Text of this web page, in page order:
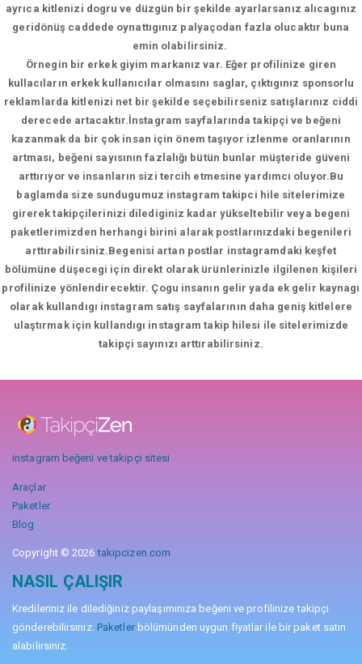
ayrıca kitlenizi dogru ve düzgün bir şekilde ayarlarsanız alıcagınız
geridönüş caddede oynattıgınız palyaçodan fazla olucaktır buna
emin olabilirsiniz.
Örnegin bir erkek giyim markanız var. Eğer profilinize giren
kullacıların erkek kullanıcılar olmasını saglar, çıktıgınız sponsorlu
reklamlarda kitlenizi net bir şekilde seçebilirseniz satışlarınız ciddi
derecede artacaktır.İnstagram sayfalarında takipçi ve beğeni
kazanmak da bir çok insan için önem taşıyor izlenme oranlarının
artması, beğeni sayısının fazlalığı bütün bunlar müşteride güveni
arttırıyor ve insanların sizi tercih etmesine yardımcı oluyor.Bu
baglamda size sundugumuz instagram takipci hile sitelerimize
girerek takipçilerinizi dilediginiz kadar yükseltebilir veya begeni
paketlerimizden herhangi birini alarak postlarınızdaki begenileri
arttırabilirsiniz.Begenisi artan postlar instagramdaki keşfet
bölümüne düşecegi için direkt olarak ürünlerinizle ilgilenen kişileri
profilinize yönlendirecektir. Çogu insanın gelir yada ek gelir kaynagı
olarak kullandıgı instagram satış sayfalarının daha geniş kitlelere
ulaştırmak için kullandıgı instagram takip hilesi ile sitelerimizde
takipçi sayınızı arttırabilirsiniz.
instagram beğeni ve takipçi sitesi
Araçlar
Paketler
Blog
Copyright © 2026takipcizen.com
NASIL ÇALIŞIR
Kredileriniz ile dilediğiniz paylaşımınıza beğeni ve profilinize takipçi
gönderebilirsiniz. Paketlerbölümünden uygun fiyatlar ile bir paket satın
alabilirsiniz.